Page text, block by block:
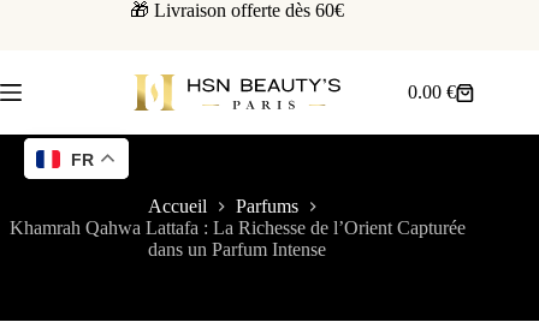
🎁 Livraison offerte dès 60€
0.00€
Accueil
Parfums
Khamrah Qahwa Lattafa : La Richesse de l’Orient Capturée
dans un Parfum Intense
FR